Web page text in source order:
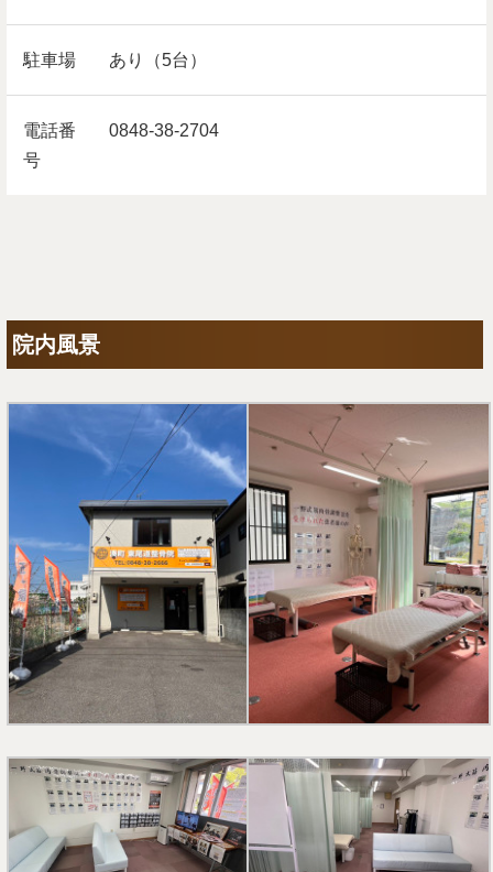
駐車場 あり（5台）
電話番
号
0848-38-2704
院内風景